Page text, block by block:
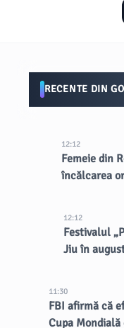
RECENTE DIN
12:12
Femeie din
încălcarea
12:12
Festivalul
Jiu în
11:30
FBI afirmă că
Cupa